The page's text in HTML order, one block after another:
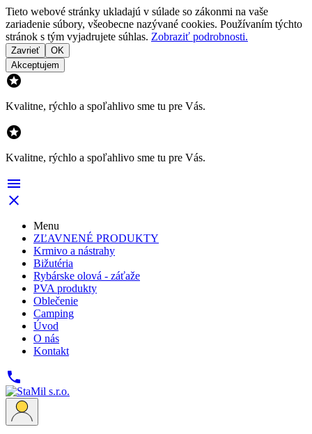
Tieto webové stránky ukladajú v súlade so zákonmi na vaše
zariadenie súbory, všeobecne nazývané cookies. Používaním týchto
stránok s tým vyjadrujete súhlas. Zobraziť podrobnosti.
Zavrieť
OK
Akceptujem

Kvalitne, rýchlo a spoľahlivo sme tu pre Vás.

Kvalitne, rýchlo a spoľahlivo sme tu pre Vás.


Menu
ZĽAVNENÉ PRODUKTY
Krmivo a nástrahy
Bižutéria
Rybárske olová - záťaže
PVA produkty
Oblečenie
Camping
Úvod
O nás
Kontakt
